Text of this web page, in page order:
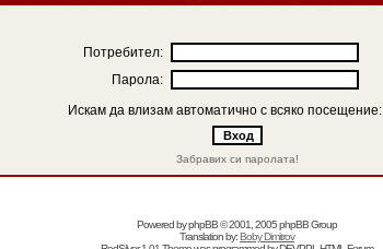
Потребител:
Парола:
Искам да влизам автоматично с всяко посещение:
Забравих си паролата!
Powered byphpBB© 2001, 2005 phpBB Group
Translation by:Boby Dimitrov